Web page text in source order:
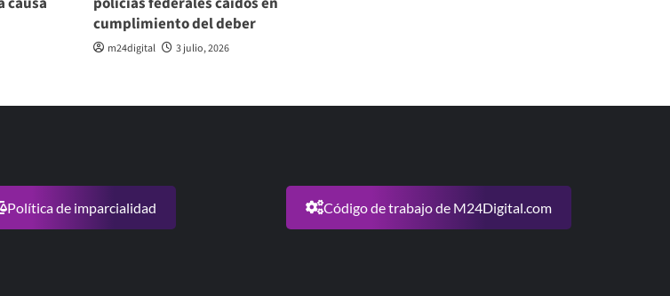
cumplimiento del deber
m24digital 3 julio, 2026
Política de imparcialidad Código de trabajo de M24Digital.com